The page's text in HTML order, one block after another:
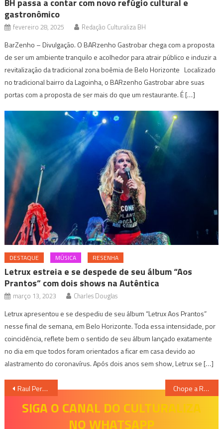
BH passa a contar com novo refúgio cultural e
gastronômico
fevereiro 28, 2025 Redação Culturaliza BH
BarZenho – Divulgação. O BARzenho Gastrobar chega com a proposta
de ser um ambiente tranquilo e acolhedor para atrair público e induzir a
revitalização da tradicional zona boêmia de Belo Horizonte Localizado
no tradicional bairro da Lagoinha, o BARzenho Gastrobar abre suas
portas com a proposta de ser mais do que um restaurante. É […]
DESTAQUE MÚSICA RESENHA
Letrux estreia e se despede de seu álbum “Aos
Prantos” com dois shows na Autêntica
março 13, 2023 Charles Douglas
Letrux apresentou e se despediu de seu álbum “Letrux Aos Prantos”
nesse final de semana, em Belo Horizonte. Toda essa intensidade, por
coincidência, reflete bem o sentido de seu álbum lançado exatamente
no dia em que todos foram orientados a ficar em casa devido ao
alastramento do coronavírus. Após dois anos sem show, Letrux se […]
Navegação
Raul Perez, o grande “Artesão” do momento na Espanha Chope a R$3 nesta terça em vários bares de BH; confira
SIGA O CANAL DO CULTURALIZA
NO WHATSAPP